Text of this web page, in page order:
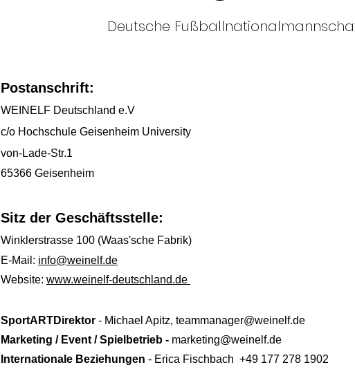
Deutsche
Postanschrift:
WEINELF Deutschland e.V
c/o Hochschule Geisenheim University
von-Lade-Str.1
65366 Geisenheim
Sitz der Geschäftsstelle:
Winklerstrasse 100 (Waas'sche Fabrik)
E-Mail: info@weinelf.de
Website: www.weinelf-deutschland.de
SportARTDirektor - Michael Apitz, teammanager@weinelf.de
Marketing / Event / Spielbetrieb - marketing@weinelf.de
Internationale Beziehungen - Erica Fischbach +49 177 278 1902